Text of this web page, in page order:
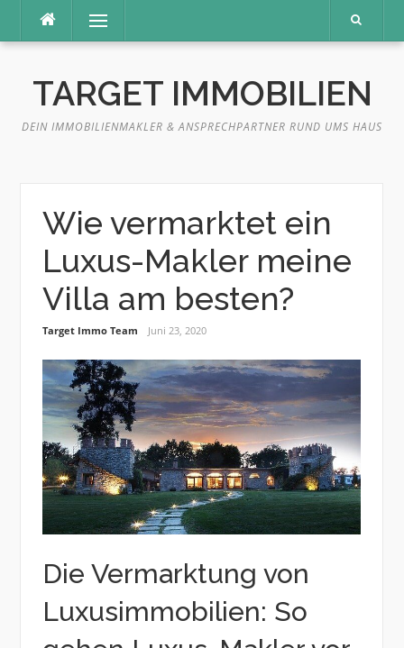
Inhalt
Menü
TARGET IMMOBILIEN
DEIN IMMOBILIENMAKLER & ANSPRECHPARTNER RUND UMS HAUS
Wie vermarktet ein
Luxus-Makler meine
Villa am besten?
Target Immo Team Juni 23, 2020
Die Vermarktung von
Luxusimmobilien: So